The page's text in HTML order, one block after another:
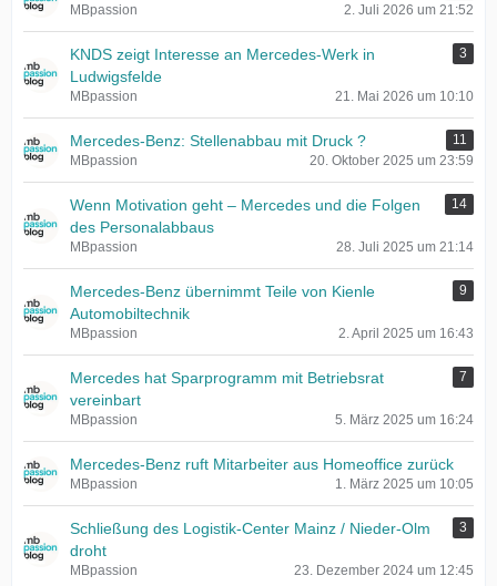
MBpassion
2. Juli 2026 um 21:52
KNDS zeigt Interesse an Mercedes-Werk in
Ludwigsfelde
3
MBpassion 21. Mai 2026 um 10:10
Mercedes-Benz: Stellenabbau mit Druck ?
11
MBpassion
20. Oktober 2025 um 23:59
Wenn Motivation geht – Mercedes und die Folgen
des Personalabbaus
14
MBpassion 28. Juli 2025 um 21:14
Mercedes-Benz übernimmt Teile von Kienle
Automobiltechnik
9
MBpassion 2. April 2025 um 16:43
Mercedes hat Sparprogramm mit Betriebsrat
vereinbart
7
MBpassion 5. März 2025 um 16:24
Mercedes-Benz ruft Mitarbeiter aus Homeoffice zurück
MBpassion 1. März 2025 um 10:05
Schließung des Logistik-Center Mainz / Nieder-Olm
droht
3
MBpassion 23. Dezember 2024 um 12:45